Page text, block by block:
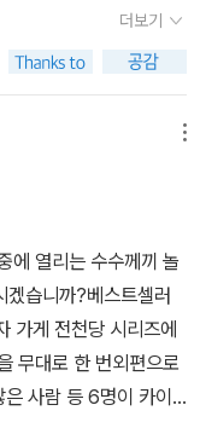
, 세 번 읽어도 엄마와
근 대관람차에서부터
이브를 가기로 했지만
는 베란다에서 밖을 내
닌 초대 손님을 모시
는 특별한 놀이공원에
다~!!​이동 수단은 카이
도착한 천옥원은 생각
어디서 온걸까요?^^​한
루타!대관람차를 선택
시간을 보내는 모습을
는 반전에 숨이 턱 막
당'을 접고 '천옥원'에
도미의 '중독 팝콘'을
리고 놀이공원 체험
이 기구나 여러 가지 상
기 '두근두근 대관람
켓을 내밀었다.카이도
구로 순간이동을 하였
색의 화려한 조명, 음
차 있다.​단 하나만 골
람차.전천당처럼 어떤
.​2인용 놀이기구라 어
볼 수 있는 기구들이지
!!마음에 어둠이 짙은
켓을 건네곤해요천옥원
무시한 일들을 체험하
던 아홉 살 하루타에
티켓 한 장을 줍니다놀
다고 했지요아빠와 드
회다 싶어 천옥원으로
대관람차가 눈에 들어
상만 탑승이 가능한 게
한 비슷한 나이대로
은 함께 대관람차 여행
더보기
에 열리는 수수께끼 놀
겠습니까?​베스트셀러
가게 전천당 시리즈에
무대로 한 번외편으로
사람 등 6명이 카이